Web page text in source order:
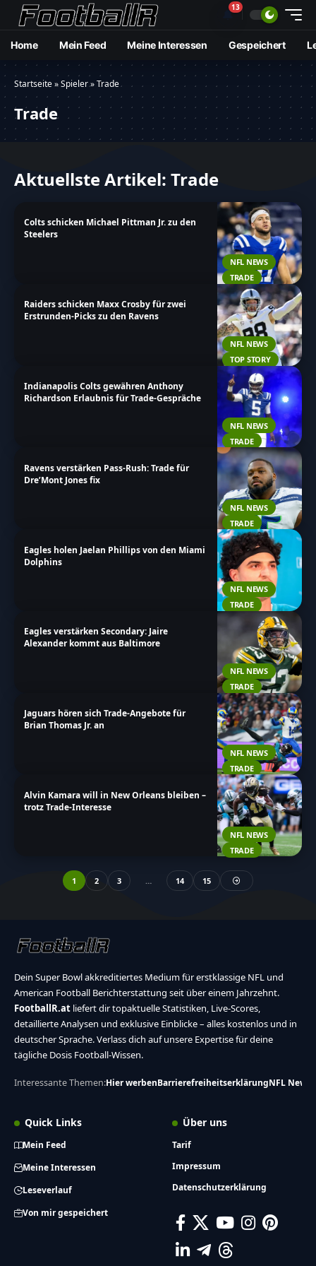
🔔13
Home Mein Feed Meine Interessen Gespeichert
Startseite»Spieler»Trade
Trade
Aktuellste Artikel: Trade
NFL NEWS
TRADE
Colts schicken Michael Pittman Jr. zu den
Steelers
NFL NEWS
TOP STORY
Raiders schicken Maxx Crosby für zwei
Erstrunden-Picks zu den Ravens
NFL NEWS
TRADE
Indianapolis Colts gewähren Anthony
Richardson Erlaubnis für Trade-Gespräche
NFL NEWS
TRADE
Ravens verstärken Pass-Rush: Trade für
Dre’Mont Jones fix
NFL NEWS
TRADE
Eagles holen Jaelan Phillips von den Miami
Dolphins
NFL NEWS
TRADE
Eagles verstärken Secondary: Jaire
Alexander kommt aus Baltimore
NFL NEWS
TRADE
Jaguars hören sich Trade-Angebote für
Brian Thomas Jr. an
NFL NEWS
TRADE
Alvin Kamara will in New Orleans bleiben –
trotz Trade-Interesse
1 2 3 … 14 15
Dein Super Bowl akkreditiertes Medium für erstklassige NFL und
American Football Berichterstattung seit über einem Jahrzehnt.
FootballR.at liefert dir topaktuelle Statistiken, Live-Scores,
detaillierte Analysen und exklusive Einblicke – alles kostenlos und in
deutscher Sprache. Verlass dich auf unsere Expertise für deine
tägliche Dosis Football-Wissen.
Interessante Themen:Hier werbenBarrierefreiheitserklärungNFL News
Quick Links
Mein Feed
Meine Interessen
Leseverlauf
Von mir gespeichert
Über uns
Tarif
Impressum
Datenschutzerklärung